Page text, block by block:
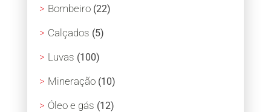
Bombeiro(22)
Calçados (5)
Luvas (100)
Mineração(10)
Óleo e gás (12)